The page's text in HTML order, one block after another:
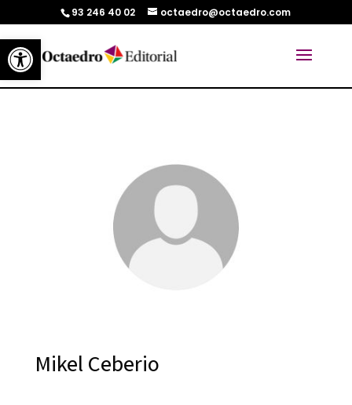
Abrir barra de herramientas
93 246 40 02 octaedro@octaedro.com
Mikel Ceberio